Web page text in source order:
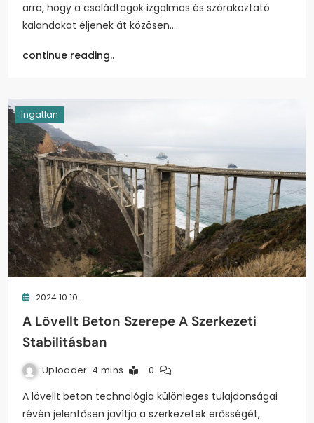
arra, hogy a családtagok izgalmas és szórakoztató
kalandokat éljenek át közösen.…
continue reading..
Ingatlan
2024.10.10.
A Lövellt Beton Szerepe A Szerkezeti
Stabilitásban
Uploader 4 mins 0
A lövellt beton technológia különleges tulajdonságai
révén jelentősen javítja a szerkezetek erősségét,